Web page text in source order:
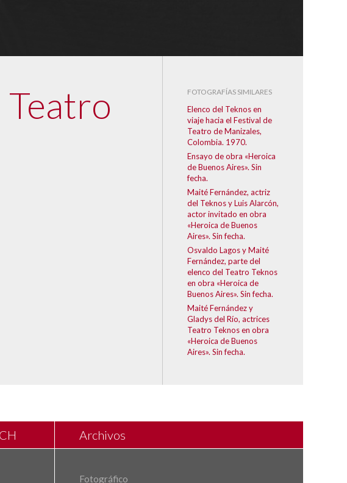
FOTOGRAFÍAS SIMILARES
Elenco del Teknos en
viaje hacia el Festival de
Teatro de Manizales,
Colombia. 1970.
Ensayo de obra «Heroica
de Buenos Aires». Sin
fecha.
Maité Fernández, actriz
del Teknos y Luis Alarcón,
actor invitado en obra
«Heroica de Buenos
Aires». Sin fecha.
Osvaldo Lagos y Maité
Fernández, parte del
elenco del Teatro Teknos
en obra «Heroica de
Buenos Aires». Sin fecha.
Maité Fernández y
Gladys del Río, actrices
Teatro Teknos en obra
«Heroica de Buenos
Aires». Sin fecha.
Archivos
Fotográfico